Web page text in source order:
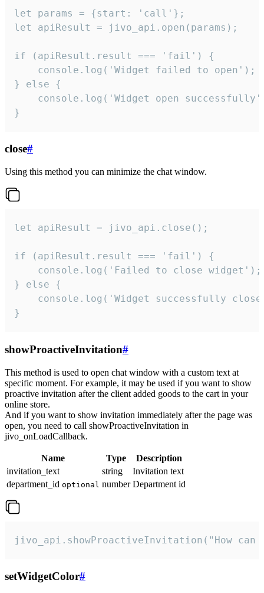
let params = {start: 'call'};
let apiResult = jivo_api.open(params);
if (apiResult.result === 'fail') {
    console.log('Widget failed to open');
} else {
console.log('Widget open
}
close#
Using this method you can minimize the chat window.
let apiResult = jivo_api.close();
if (apiResult.result === 'fail') {
    console.log('Failed to close widget');
} else {
console.log('Widget successfully
}
showProactiveInvitation#
This method is used to open chat window with a custom text at
specific moment. For example, it may be used if you want to show
proactive invitation after the client added goods to the cart in your
online store.
And if you want to show invitation immediately after the page was
open, you need to call showProactiveInvitation in
jivo_onLoadCallback.
Name Type
Description
invitation_text
string
Invitation text
department_id optional number Department id
jivo_api.showProactiveInvitation("How
setWidgetColor#